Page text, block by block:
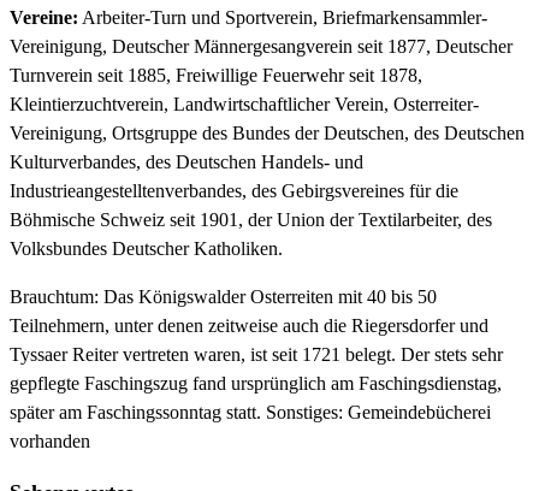
Vereine: Arbeiter-Turn und Sportverein, Briefmarkensammler-
Vereinigung, Deutscher Männergesangverein seit 1877, Deutscher
Turnverein seit 1885, Freiwillige Feuerwehr seit 1878,
Kleintierzuchtverein, Landwirtschaftlicher Verein, Osterreiter-
Vereinigung, Ortsgruppe des Bundes der Deutschen, des Deutschen
Kulturverbandes, des Deutschen Handels- und
Industrieangestelltenverbandes, des Gebirgsvereines für die
Böhmische Schweiz seit 1901, der Union der Textilarbeiter, des
Volksbundes Deutscher Katholiken.
Brauchtum: Das Königswalder Osterreiten mit 40 bis 50
Teilnehmern, unter denen zeitweise auch die Riegersdorfer und
Tyssaer Reiter vertreten waren, ist seit 1721 belegt. Der stets sehr
gepflegte Faschingszug fand ursprünglich am Faschingsdienstag,
später am Faschingssonntag statt. Sonstiges: Gemeindebücherei
vorhanden